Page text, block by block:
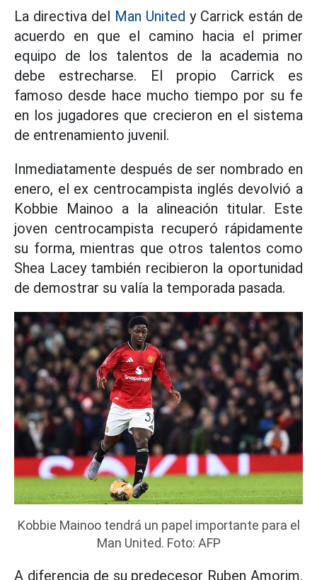
La directiva del Man United y Carrick están de
acuerdo en que el camino hacia el primer
equipo de los talentos de la academia no
debe estrecharse. El propio Carrick es
famoso desde hace mucho tiempo por su fe
en los jugadores que crecieron en el sistema
de entrenamiento juvenil.
Inmediatamente después de ser nombrado en
enero, el ex centrocampista inglés devolvió a
Kobbie Mainoo a la alineación titular. Este
joven centrocampista recuperó rápidamente
su forma, mientras que otros talentos como
Shea Lacey también recibieron la oportunidad
de demostrar su valía la temporada pasada.
Kobbie Mainoo tendrá un papel importante para el
Man United. Foto: AFP
A diferencia de su predecesor Ruben Amorim,